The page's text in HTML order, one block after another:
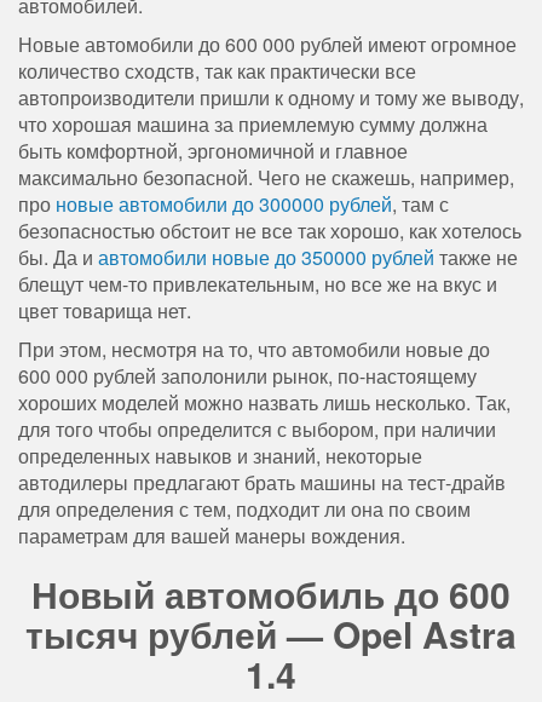
автомобилей.
Новые автомобили до 600 000 рублей имеют огромное
количество сходств, так как практически все
автопроизводители пришли к одному и тому же выводу,
что хорошая машина за приемлемую сумму должна
быть комфортной, эргономичной и главное
максимально безопасной. Чего не скажешь, например,
про новые автомобили до 300000 рублей, там с
безопасностью обстоит не все так хорошо, как хотелось
бы. Да и автомобили новые до 350000 рублей также не
блещут чем-то привлекательным, но все же на вкус и
цвет товарища нет.
При этом, несмотря на то, что автомобили новые до
600 000 рублей заполонили рынок, по-настоящему
хороших моделей можно назвать лишь несколько. Так,
для того чтобы определится с выбором, при наличии
определенных навыков и знаний, некоторые
автодилеры предлагают брать машины на тест-драйв
для определения с тем, подходит ли она по своим
параметрам для вашей манеры вождения.
Новый автомобиль до 600
тысяч рублей — Opel Astra
1.4